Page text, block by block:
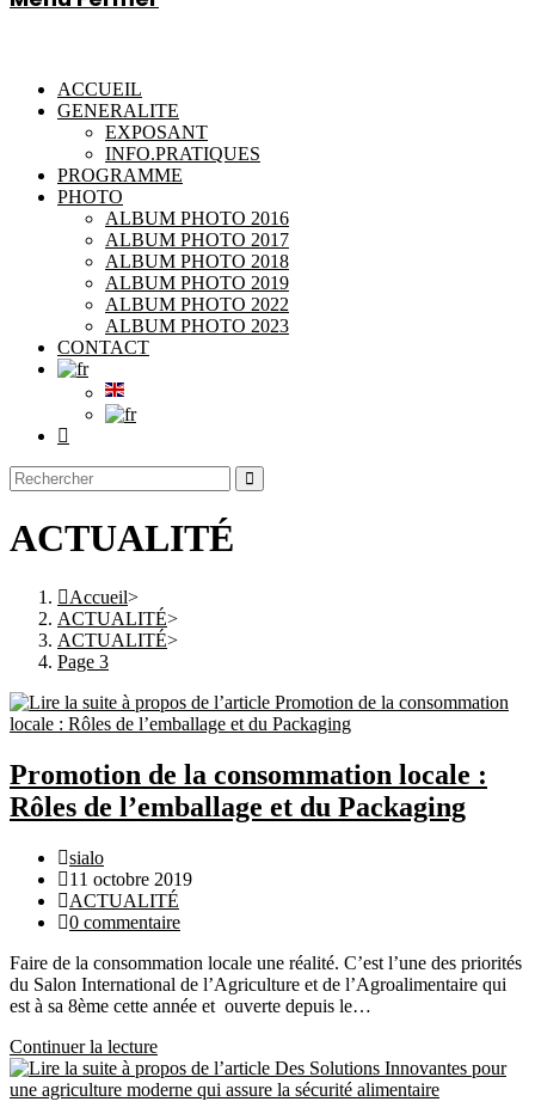
ACCUEIL
GENERALITE
EXPOSANT
INFO.PRATIQUES
PROGRAMME
PHOTO
ALBUM PHOTO 2016
ALBUM PHOTO 2017
ALBUM PHOTO 2018
ALBUM PHOTO 2019
ALBUM PHOTO 2022
ALBUM PHOTO 2023
CONTACT
Toggle
search
ACTUALITÉ
Accueil>
ACTUALITÉ>
ACTUALITÉ>
Page 3
Promotion de la consommation locale :
Rôles de l’emballage et du Packaging
Auteur/autrice
de
la
publication :
sialo
Publication
publiée :
11 octobre 2019
Post
category:
ACTUALITÉ
Commentaires
la
publication :
0 commentaire
Faire de la consommation locale une réalité. C’est l’une des priorités
du Salon International de l’Agriculture et de l’Agroalimentaire qui
est à sa 8ème cette année et ouverte depuis le…
Continuer la lecture
de
la